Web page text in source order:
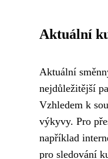
Aktuální
Aktuální
nejdůležitější
Vzhledem k
výkyvy. Pro
například
pro sledování